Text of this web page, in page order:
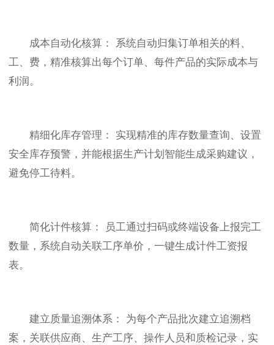
成本自动化核算： 系统自动归集订单相关的料、
工、费，精准核算出每个订单、每件产品的实际成本与
利润。
精细化库存管理： 实现精准的库存数量查询、设置
安全库存预警，并能根据生产计划智能生成采购建议，
避免停工待料。
简化计件核算： 员工通过扫码或终端设备上报完工
数量，系统自动关联工序单价，一键生成计件工资报
表。
建立质量追溯体系： 为每个产品批次建立追溯档
案，关联供应商、生产工序、操作人员和质检记录，实